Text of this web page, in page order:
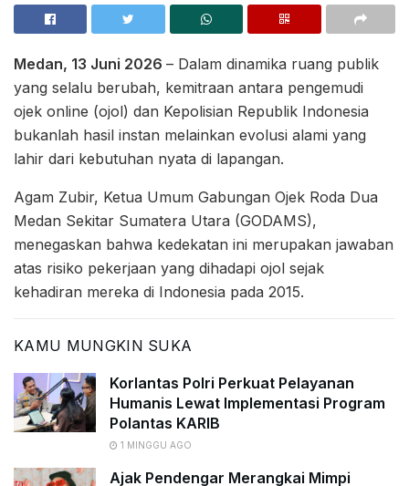
Medan, 13 Juni 2026 – Dalam dinamika ruang publik
yang selalu berubah, kemitraan antara pengemudi
ojek online (ojol) dan Kepolisian Republik Indonesia
bukanlah hasil instan melainkan evolusi alami yang
lahir dari kebutuhan nyata di lapangan.
Agam Zubir, Ketua Umum Gabungan Ojek Roda Dua
Medan Sekitar Sumatera Utara (GODAMS),
menegaskan bahwa kedekatan ini merupakan jawaban
atas risiko pekerjaan yang dihadapi ojol sejak
kehadiran mereka di Indonesia pada 2015.
KAMU MUNGKIN SUKA
Korlantas Polri Perkuat Pelayanan
Humanis Lewat Implementasi Program
Polantas KARIB
1 MINGGU AGO
Ajak Pendengar Merangkai Mimpi